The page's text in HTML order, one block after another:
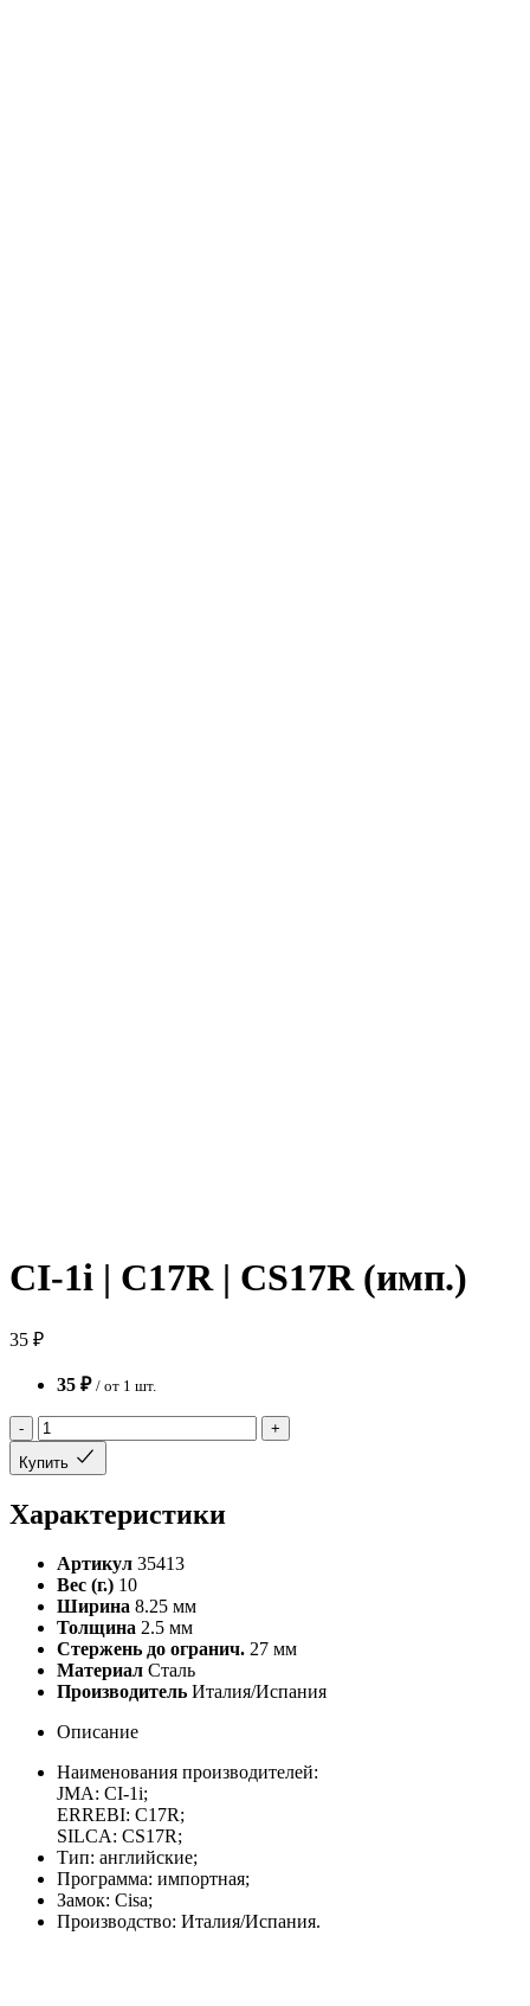
CI-1i | C17R | CS17R (имп.)
35 ₽
35 ₽ / от 1 шт.
-
+
Купить
Характеристики
Артикул 35413
Вес (г.) 10
Ширина 8.25 мм
Толщина 2.5 мм
Стержень до огранич. 27 мм
Материал Сталь
Производитель Италия/Испания
Описание
Наименования производителей:
JMA: CI-1i;
ERREBI: C17R;
SILCA: CS17R;
Тип: английские;
Программа: импортная;
Замок: Cisa;
Производство: Италия/Испания.